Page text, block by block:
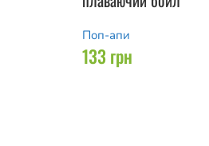
Поп-апи
133 грн